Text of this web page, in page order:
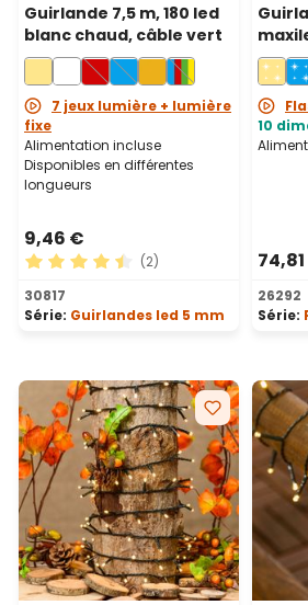
Guirlande 7,5 m, 180 led
blanc chaud, câble vert
7 jeux lumière + lumière
fixe
Alimentation incluse
Disponibles en différentes
longueurs
9,46 €
Note moyenne de 4.5 sur 5 étoiles
(2)
30817
Série: Guirlandes led 5 mm
blanc
10
26292
Série: